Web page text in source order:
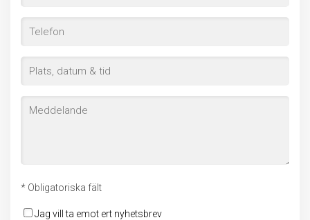
* Obligatoriska fält
Jag vill ta emot ert nyhetsbrev